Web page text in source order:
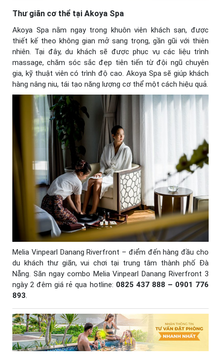
Thư giãn cơ thể tại Akoya Spa
Akoya Spa nằm ngay trong khuôn viên khách sạn, được
thiết kế theo không gian mở sang trọng, gần gũi với thiên
nhiên. Tại đây, du khách sẽ được phục vụ các liệu trình
massage, chăm sóc sắc đẹp tiên tiến từ đội ngũ chuyên
gia, kỹ thuật viên có trình độ cao. Akoya Spa sẽ giúp khách
hàng nâng niu, tái tạo năng lượng cơ thể một cách hiệu quả.
Melia Vinpearl Danang Riverfront – điểm đến hàng đầu cho
du khách thư giãn, vui chơi tại trung tâm thành phố Đà
Nẵng. Săn ngay combo Melia Vinpearl Danang Riverfront 3
ngày 2 đêm giá rẻ qua hotline: 0825 437 888 – 0901 776
893